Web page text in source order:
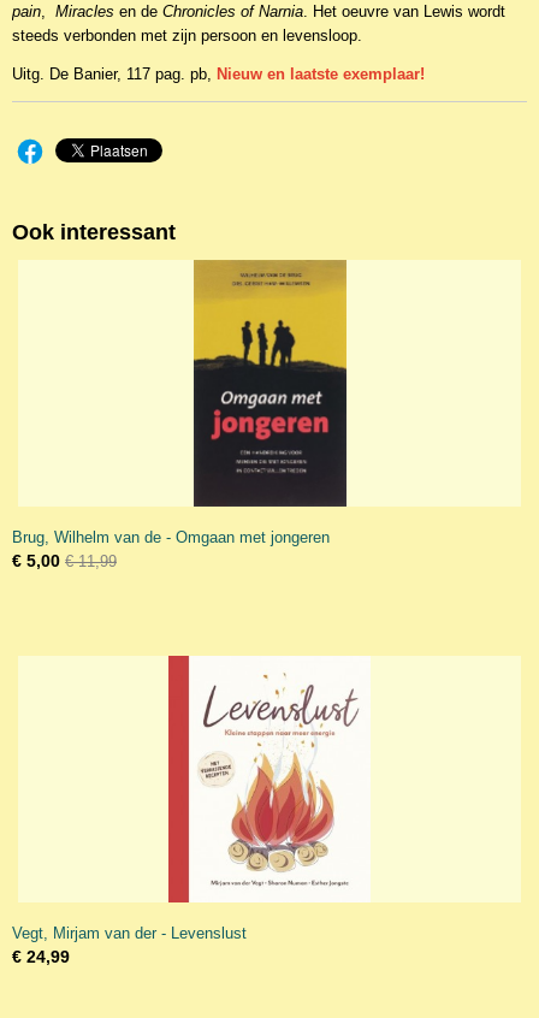
pain, Miracles en de Chronicles of Narnia. Het oeuvre van Lewis wordt
steeds verbonden met zijn persoon en levensloop.
Uitg. De Banier, 117 pag. pb, Nieuw en laatste exemplaar!
Ook interessant
Brug, Wilhelm van de - Omgaan met jongeren
€ 5,00 € 11,99
Vegt, Mirjam van der - Levenslust
€ 24,99